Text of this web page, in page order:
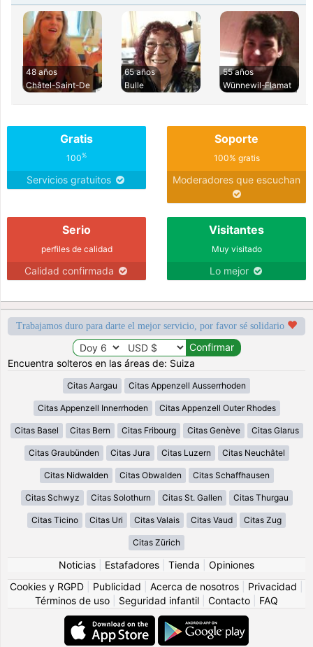
48 años
Châtel-Saint-De
65 años
Bulle
55 años
Wünnewil-Flamat
Gratis
100%
Servicios gratuitos
Soporte
100% gratis
Moderadores que escuchan
Serio
perfiles de calidad
Calidad confirmada
Visitantes
Muy visitado
Lo mejor
Trabajamos duro para darte el mejor servicio, por favor sé solidario
Encuentra solteros en las áreas de: Suiza
Citas Aargau Citas Appenzell Ausserrhoden
Citas Appenzell Innerrhoden Citas Appenzell Outer Rhodes
Citas Basel Citas Bern Citas Fribourg Citas Genève Citas Glarus
Citas Graubünden Citas Jura Citas Luzern Citas Neuchâtel
Citas Nidwalden Citas Obwalden Citas Schaffhausen
Citas Schwyz Citas Solothurn Citas St. Gallen Citas Thurgau
Citas Ticino Citas Uri Citas Valais Citas Vaud Citas Zug
Citas Zürich
Noticias Estafadores Tienda
Opiniones
Cookies y RGPD
Publicidad Acerca de nosotros Privacidad
Términos de uso
Seguridad infantil Contacto FAQ